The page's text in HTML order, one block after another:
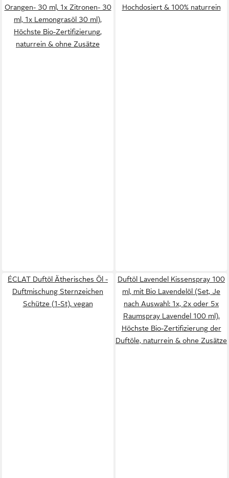
Orangen- 30 ml, 1x Zitronen- 30
ml, 1x Lemongrasöl 30 ml),
Höchste Bio-Zertifizierung,
naturrein & ohne Zusätze
Hochdosiert & 100% naturrein
ÉCLAT Duftöl Ätherisches Öl -
Duftmischung Sternzeichen
Schütze (1-St), vegan
Duftöl Lavendel Kissenspray 100
ml, mit Bio Lavendelöl (Set, Je
nach Auswahl: 1x, 2x oder 5x
Raumspray Lavendel 100 ml),
Höchste Bio-Zertifizierung der
Duftöle, naturrein & ohne Zusätze